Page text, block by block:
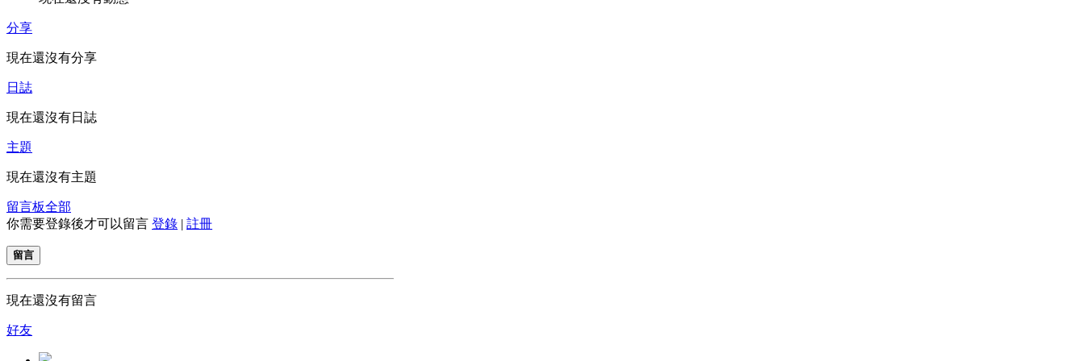
分享
現在還沒有分享
日誌
現在還沒有日誌
主題
現在還沒有主題
留言板全部
你需要登錄後才可以留言 登錄 | 註冊
留言
現在還沒有留言
好友